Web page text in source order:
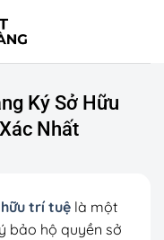
Ký Sở Hữu
Nhất
trí tuệ là một
bảo hộ quyền sở